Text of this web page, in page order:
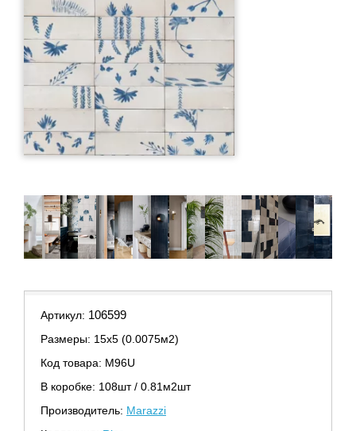
Артикул: 106599
Размеры: 15х5 (0.0075м2)
Код товара: M96U
В коробке: 108шт / 0.81м2шт
Производитель: Marazzi